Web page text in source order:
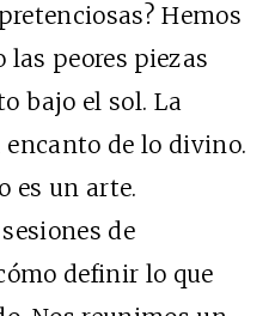
Hemos
peores piezas
bajo el sol. La
de lo divino.
es un arte.
de
definir lo que